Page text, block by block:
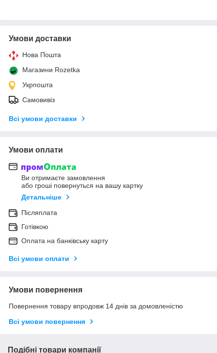
Умови доставки
Нова Пошта
Магазини Rozetka
Укрпошта
Самовивіз
Всі умови доставки
Умови оплати
Ви отримаєте замовлення
або гроші повернуться на вашу картку
Детальніше
Післяплата
Готівкою
Оплата на банківську карту
Всі умови оплати
Умови повернення
Повернення товару впродовж 14 днів за домовленістю
Всі умови повернення
Подібні товари компанії